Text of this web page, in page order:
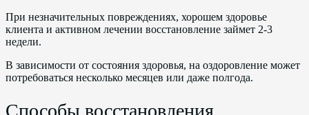
При незначительных повреждениях, хорошем здоровье
клиента и активном лечении восстановление займет 2-3
недели.
В зависимости от состояния здоровья, на оздоровление может
потребоваться несколько месяцев или даже полгода.
Способы восстановления